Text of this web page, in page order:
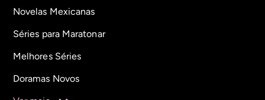
Novelas Mexicanas
Séries para Maratonar
Melhores Séries
Doramas Novos